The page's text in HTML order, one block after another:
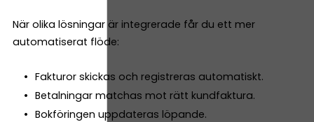
När olika lösningar är integrerade får du ett mer
automatiserat flöde:
Fakturor skickas och registreras automatiskt.
Betalningar matchas mot rätt kundfaktura.
Bokföringen uppdateras löpande.